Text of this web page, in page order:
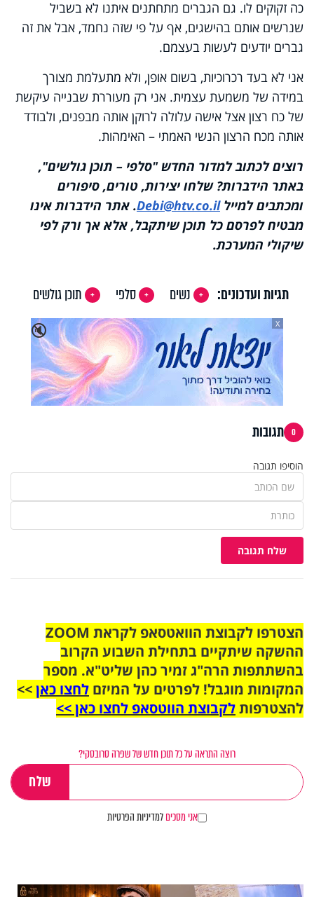
כה זקוקים לו. גם הגברים מתחתנים איתנו לא בשביל
שנרשים אותם בהישגים, אף על פי שזה נחמד, אבל את זה
גברים יודעים לעשות בעצמם.
אני לא בעד רכרוכיות, בשום אופן, ולא מתעלמת מצורך
במידה של משמעת עצמית. אני רק מעוררת שבנייה עיקשת
של כח רצון אצל אישה עלולה לרוקן אותה מבפנים, ולבודד
אותה מכח הרצון הנשי האמתי – האימהות.
רוצים לכתוב למדור החדש "סלפי – תוכן גולשים",
באתר הידברות? שלחו יצירות, טורים, סיפורים
ומכתבים למיילDebi@htv.co.il. אתר הידברות אינו
מבטיח לפרסם כל תוכן שיתקבל, אלא אך ורק לפי
שיקולי המערכת.
תגיות ועדכונים: נשים סלפי
תוכן גולשים
🔇
X
0 תגובות
הוסיפו תגובה
שלח תגובה
הצטרפו לקבוצת הוואטסאפ לקראת ZOOM
ההשקה שיתקיים בתחילת השבוע הקרוב
בהשתתפות הרה"ג זמיר כהן שליט"א. מספר
המקומות מוגבל! לפרטים על המיזם לחצו כאן>>
להצטרפותלקבוצת הווטסאפ לחצו כאן >>
רוצה התראה על כל תוכן חדש של שפרה סרובסקי?
אני מסכיםלמדיניות הפרטיות